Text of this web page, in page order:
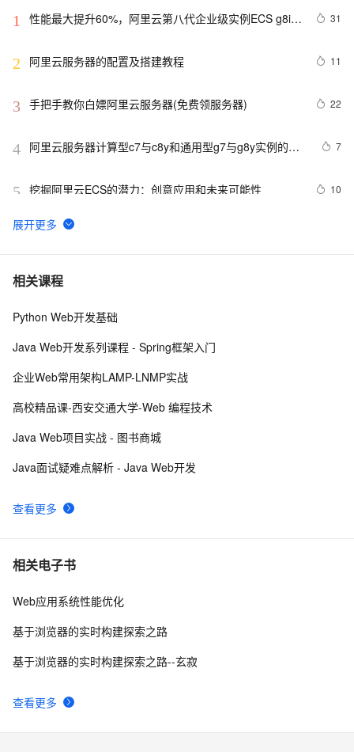
1
性能最大提升60%，阿里云第八代企业级实例ECS g8i正
31
2 阿里云服务器的配置及搭建教程 11
3 手把手教你白嫖阿里云服务器(免费领服务器) 22
4 阿里云服务器计算型c7与c8y和通用型g7与g8y实例的区
7
5 挖掘阿里云ECS的潜力：创意应用和未来可能性 10
6 阿里云2核4G配置服务器可选实例及收费价格参考
7 卖爆了！阿里云99元服务器新老用户同享，续费不涨
8 百度搜索：蓝易云 ，Linux Debian11服务器安装SSH，
10 使用阿里云服务器ESC部署Flask项目，完成个人开发
相关课程
查看更多
Python Web开发基础
Java Web开发系列课程 - Spring框架入门
企业Web常用架构LAMP-LNMP实战
高校精品课-西安交通大学-Web 编程技术
Java Web项目实战 - 图书商城
Java面试疑难点解析 - Java Web开发
相关电子书
查看更多
Web应用系统性能优化
基于浏览器的实时构建探索之路
基于浏览器的实时构建探索之路--玄寂